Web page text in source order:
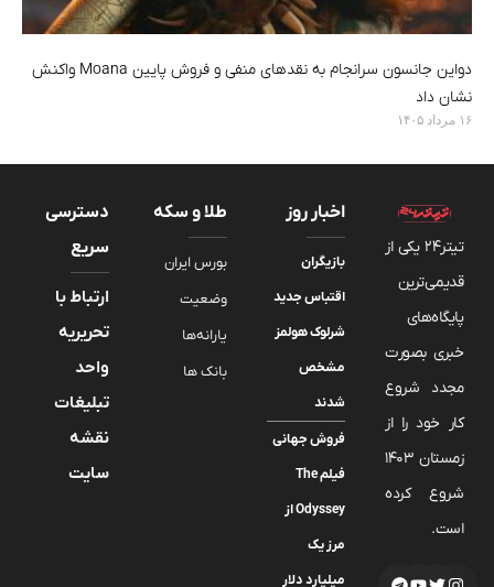
دواین جانسون سرانجام به نقدهای منفی و فروش پایین Moana واکنش
نشان داد
۱۶ مرداد ۱۴۰۵
تیتر24 یکی از
قدیمی‌ترین
پایگاه‌های
خبری بصورت
مجدد شروع
کار خود را از
زمستان 1403
شروع کرده
است.
اخبار روز
بازیگران
اقتباس جدید
شرلوک هولمز
مشخص
شدند
فروش جهانی
فیلم The
Odyssey از
مرز یک
میلیارد دلار
طلا و سکه
بورس ایران
وضعیت
یارانه‌ها
بانک ها
دسترسی
سریع
ارتباط با
تحریریه
واحد
تبلیغات
نقشه
سایت